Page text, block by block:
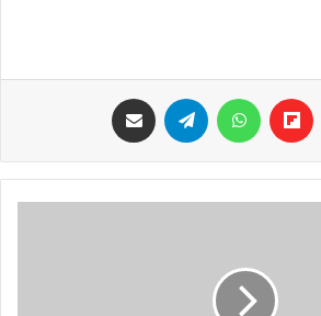
‫Pocket
Flipboard واتساب تيلقرام